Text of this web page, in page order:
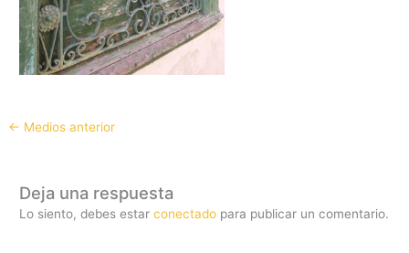
← Medios anterior
Deja una respuesta
Lo siento, debes estarconectado para publicar un comentario.